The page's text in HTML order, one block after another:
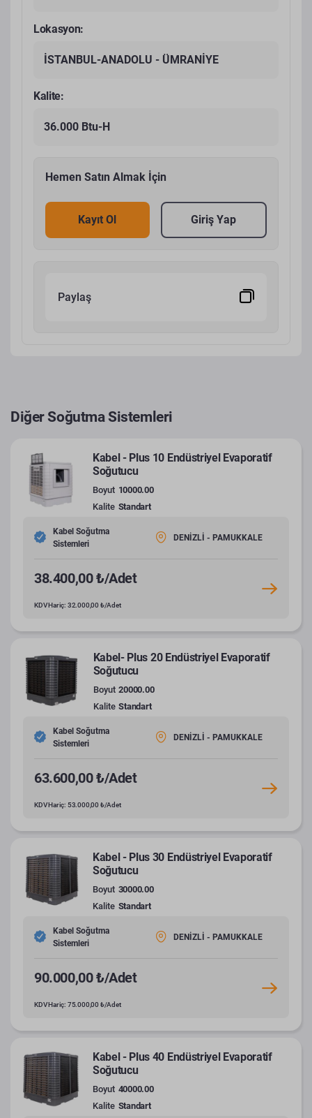
Lokasyon:
İSTANBUL-ANADOLU - ÜMRANİYE
Kalite:
36.000 Btu-H
Hemen Satın Almak İçin
Kayıt Ol Giriş Yap
Paylaş
Diğer Soğutma Sistemleri
Kabel - Plus 10 Endüstriyel Evaporatif
Soğutucu
Boyut 10000.00
Kalite Standart
Kabel Soğutma
Sistemleri
DENİZLİ - PAMUKKALE
38.400,00 ₺/Adet
KDV Hariç: 32.000,00 ₺/Adet
Kabel- Plus 20 Endüstriyel Evaporatif
Soğutucu
Boyut 20000.00
Kalite Standart
Kabel Soğutma
Sistemleri
DENİZLİ - PAMUKKALE
63.600,00 ₺/Adet
KDV Hariç: 53.000,00 ₺/Adet
Kabel - Plus 30 Endüstriyel Evaporatif
Soğutucu
Boyut 30000.00
Kalite Standart
Kabel Soğutma
Sistemleri
DENİZLİ - PAMUKKALE
90.000,00 ₺/Adet
KDV Hariç: 75.000,00 ₺/Adet
Kabel - Plus 40 Endüstriyel Evaporatif
Soğutucu
Boyut 40000.00
Kalite Standart